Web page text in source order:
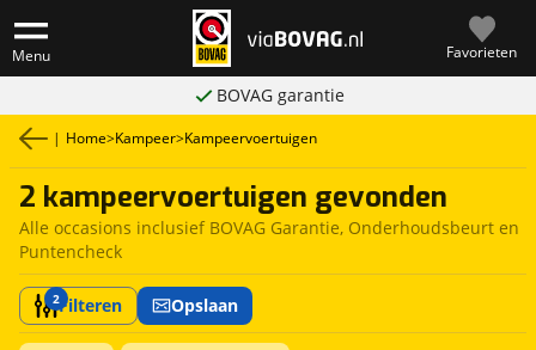
Menu Favorieten
BOVAG garantie
| Home>Kampeer>Kampeervoertuigen
2 kampeervoertuigen gevonden
Alle occasions inclusief BOVAG Garantie, Onderhoudsbeurt en
Puntencheck
2Filteren Opslaan